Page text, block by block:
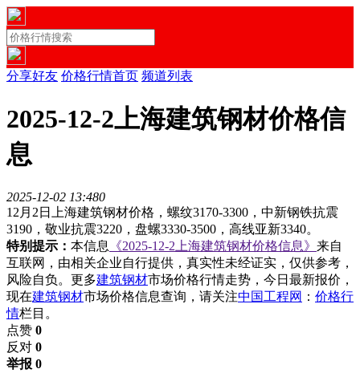
分享好友 价格行情首页 频道列表
2025-12-2上海建筑钢材价格信
息
2025-12-02 13:480
12月2日上海建筑钢材价格，螺纹3170-3300，中新钢铁抗震
3190，敬业抗震3220，盘螺3330-3500，高线亚新3340。
特别提示： 本信息 《2025-12-2上海建筑钢材价格信息》 来自
互联网，由相关企业自行提供，真实性未经证实，仅供参考，
风险自负。更多建筑钢材市场价格行情走势，今日最新报价，
现在建筑钢材市场价格信息查询，请关注中国工程网 ： 价格行
情栏目。
点赞 0
反对 0
举报 0